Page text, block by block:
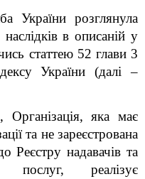
України розглянула
в описаній у
статтею 52 глави 3
України (далі –
Організація, яка має
та не зареєстрована
Реєстру надавачів та
послуг, реалізує